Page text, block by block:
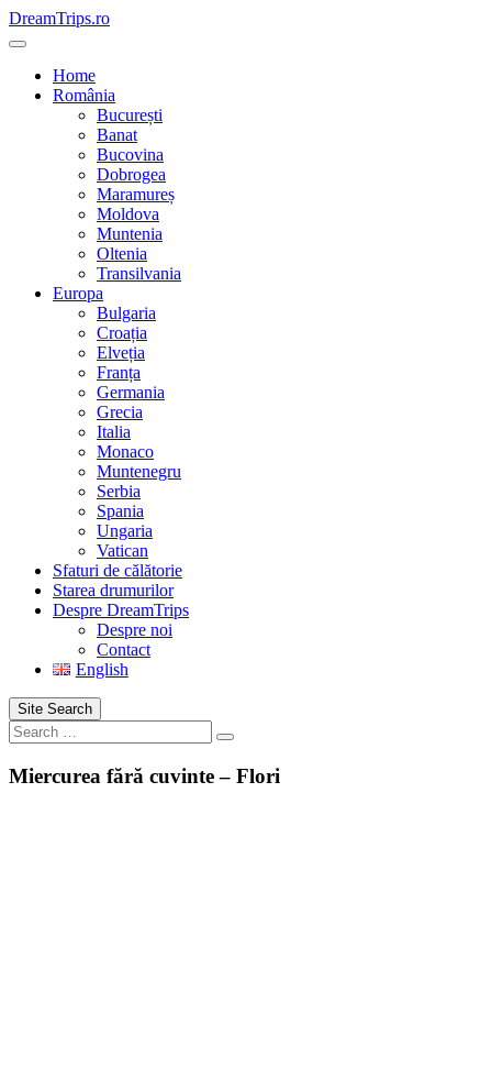
Skip
to
DreamTrips.ro
Home
România
București
Banat
Bucovina
Dobrogea
Maramureș
Moldova
Muntenia
Oltenia
Transilvania
Europa
Bulgaria
Croația
Elveția
Franța
Germania
Grecia
Italia
Monaco
Muntenegru
Serbia
Spania
Ungaria
Vatican
Sfaturi de călătorie
Starea drumurilor
Despre DreamTrips
Despre noi
Contact
English
Site Search
Search
Miercurea fără cuvinte – Flori